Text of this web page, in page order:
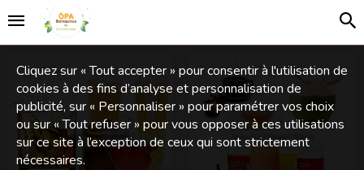
Cliquez sur « Tout accepter » pour consentir à l'utilisation de
cookies à des fins d’analyse et personnalisation de
publicité, sur « Personnaliser » pour paramétrer vos choix
ou sur « Tout refuser » pour vous opposer à ces utilisations
sur ce site à l’exception de ceux qui sont strictement
nécessaires.